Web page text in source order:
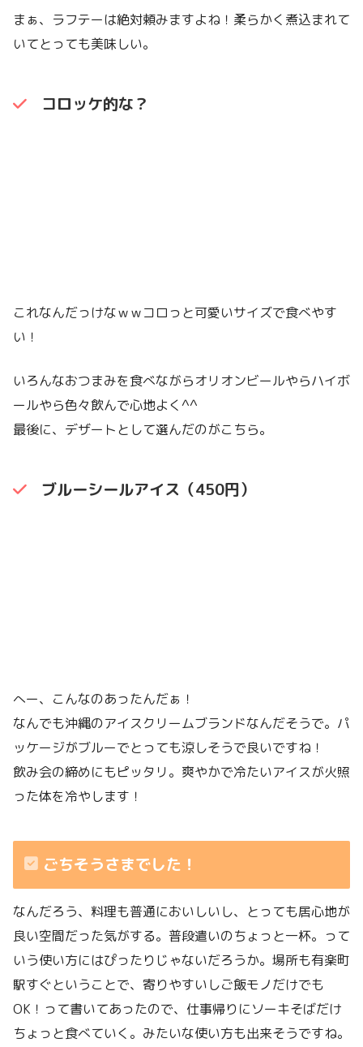
まぁ、ラフテーは絶対頼みますよね！柔らかく煮込まれて
いてとっても美味しい。
コロッケ的な？
これなんだっけなｗｗコロっと可愛いサイズで食べやす
い！
いろんなおつまみを食べながらオリオンビールやらハイボ
ールやら色々飲んで心地よく^^
最後に、デザートとして選んだのがこちら。
ブルーシールアイス（450円）
へー、こんなのあったんだぁ！
なんでも沖縄のアイスクリームブランドなんだそうで。パ
ッケージがブルーでとっても涼しそうで良いですね！
飲み会の締めにもピッタリ。爽やかで冷たいアイスが火照
った体を冷やします！
ごちそうさまでした！
なんだろう、料理も普通においしいし、とっても居心地が
良い空間だった気がする。普段遣いのちょっと一杯。って
いう使い方にはぴったりじゃないだろうか。場所も有楽町
駅すぐということで、寄りやすいしご飯モノだけでも
OK！って書いてあったので、仕事帰りにソーキそばだけ
ちょっと食べていく。みたいな使い方も出来そうですね。